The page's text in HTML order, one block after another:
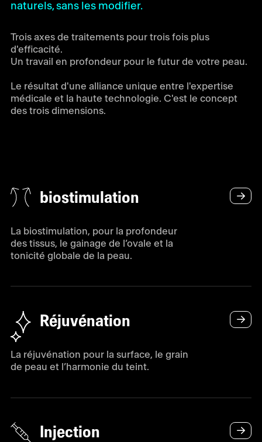
naturels, sans les modifier.
Trois axes de traitements pour trois fois plus
d'efficacité.
Un travail en profondeur pour le futur de votre peau.
Le résultat d'une alliance unique entre l'expertise
médicale et la haute technologie. C'est le concept
des trois dimensions.
biostimulation
La biostimulation, pour la profondeur
des tissus, le gainage de l’ovale et la
tonicité globale de la peau.
Réjuvénation
La réjuvénation pour la surface, le grain
de peau et l’harmonie du teint.
Injection